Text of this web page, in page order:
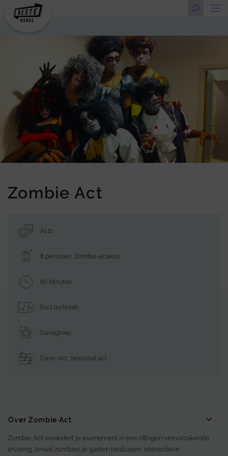
Zombie Act
Acts
8 personen: Zombie-acteurs
60 Minuten
Excl techniek
Dansgroep
Dans-Act, Seasonal act
Over Zombie Act
Zombie Act verandert je evenement in een rillingen veroorzakende
ervaring, terwijl zombies je gasten besluipen, interactieve